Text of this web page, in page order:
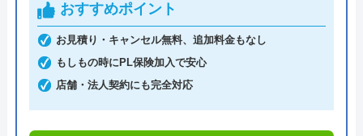
指定工事店として認可を受けており、県北部や宮
島、阿多田島、因島、向島、生口島、似島といった
離島へも対応しています。
～60分程度で駆けつけてくれます。現状を確認して
おすすめポイント
お見積り・キャンセル無料、追加料金もなし
もしもの時にPL保険加入で安心
店舗・法人契約にも完全対応